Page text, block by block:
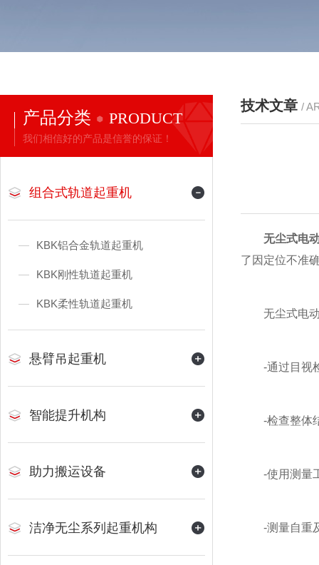
产品分类 PRODUCT
我们相信好的产品是信誉的保证！
组合式轨道起重机
KBK铝合金轨道起重机
KBK刚性轨道起重机
KBK柔性轨道起重机
悬臂吊起重机
智能提升机构
助力搬运设备
洁净无尘系列起重机构
技术文章 /
无尘式电
了因定位不准
无尘式电动
-通过目视检
-检查整体结
-使用测量工
-测量自重及